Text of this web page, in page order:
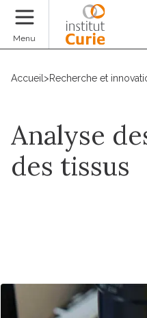
Menu
Accueil >Recherche et
Analyse
des tissus